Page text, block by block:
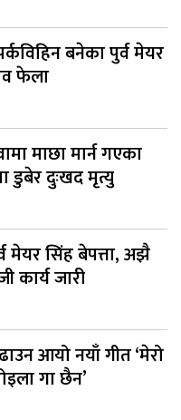
बनेका पुर्व मेयर
फेला
माछा मार्न गएका
डुबेर दुःखद मृत्यु
मेयर सिंह बेपत्ता, अझै
कार्य जारी
आयो नयाँ गीत ‘मेरो
गा छैन’